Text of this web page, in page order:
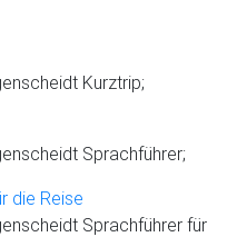
Kurztrip;
Sprachführer;
die Reise
Sprachführer für